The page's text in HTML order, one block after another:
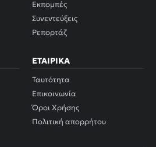
Εκπομπές
Συνεντεύξεις
Ρεπορτάζ
ΕΤΑΙΡΙΚΆ
Ταυτότητα
Επικοινωνία
Όροι Χρήσης
Πολιτική απορρήτου